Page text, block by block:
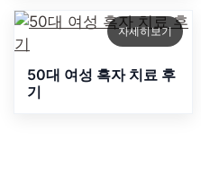
자세히보기
50대 여성 흑자 치료 후
기